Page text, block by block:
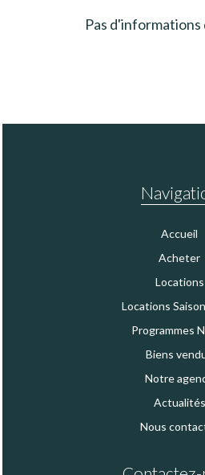
Pas d'informations
Accueil
Acheter
Locations
Locations
Programmes
Biens
Notre
Actualités
Nous